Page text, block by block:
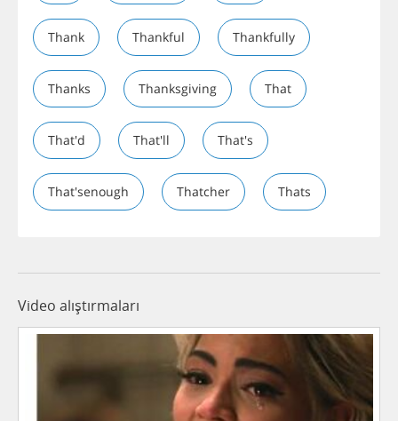
Thank Thankful Thankfully
Thanks Thanksgiving That
That'd That'll That's
That'senough Thatcher Thats
Video alıştırmaları